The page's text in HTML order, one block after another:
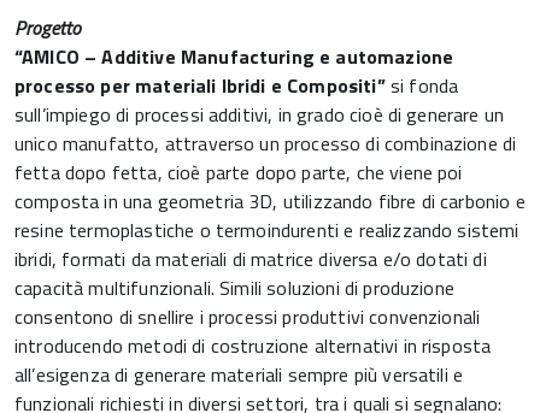
Progetto
“AMICO – Additive Manufacturing e automazione
processo per materiali Ibridi e Compositi”si fonda
sull’impiego di processi additivi, in grado cioè di generare un
unico manufatto, attraverso un processo di combinazione di
fetta dopo fetta, cioè parte dopo parte, che viene poi
composta in una geometria 3D, utilizzando fibre di carbonio e
resine termoplastiche o termoindurenti e realizzando sistemi
ibridi, formati da materiali di matrice diversa e/o dotati di
capacità multifunzionali. Simili soluzioni di produzione
consentono di snellire i processi produttivi convenzionali
introducendo metodi di costruzione alternativi in risposta
all’esigenza di generare materiali sempre più versatili e
funzionali richiesti in diversi settori, tra i quali si segnalano: